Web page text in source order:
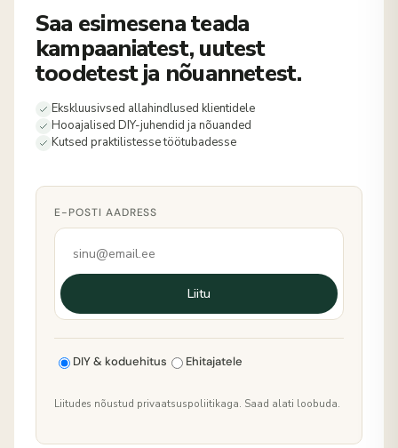
Saa esimesena teada
kampaaniatest, uutest
toodetest ja nõuannetest.
Ekskluusivsed allahindlused klientidele
Hooajalised DIY-juhendid ja nõuanded
Kutsed praktilistesse töötubadesse
E-POSTI AADRESS
Liitu
DIY & koduehitus Ehitajatele
Liitudes nõustud privaatsuspoliitikaga. Saad alati loobuda.